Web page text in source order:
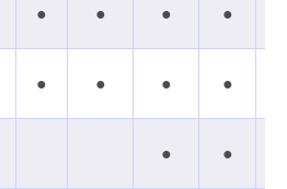
● ● ● ●
● ● ● ●
● ●